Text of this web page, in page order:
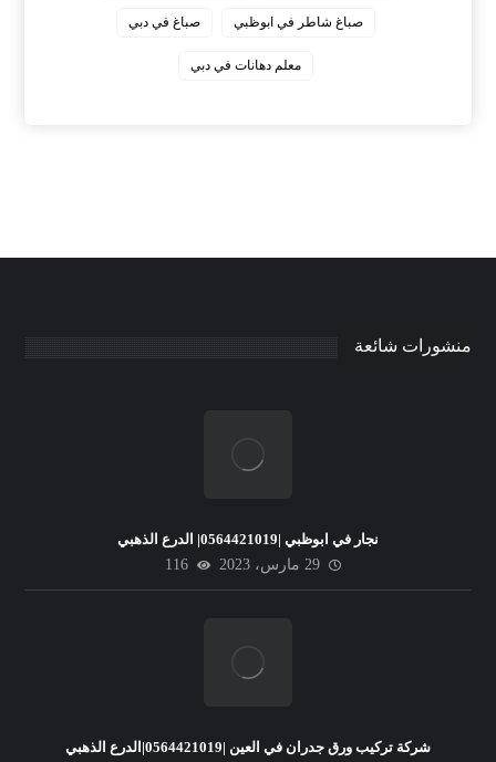
صباغ شاطر في ابوظبي صباغ في دبي
معلم دهانات في دبي
منشورات شائعة
نجار في ابوظبي |0564421019| الدرع الذهبي
29 مارس، 2023
116
شركة تركيب ورق جدران في العين |0564421019|الدرع الذهبي